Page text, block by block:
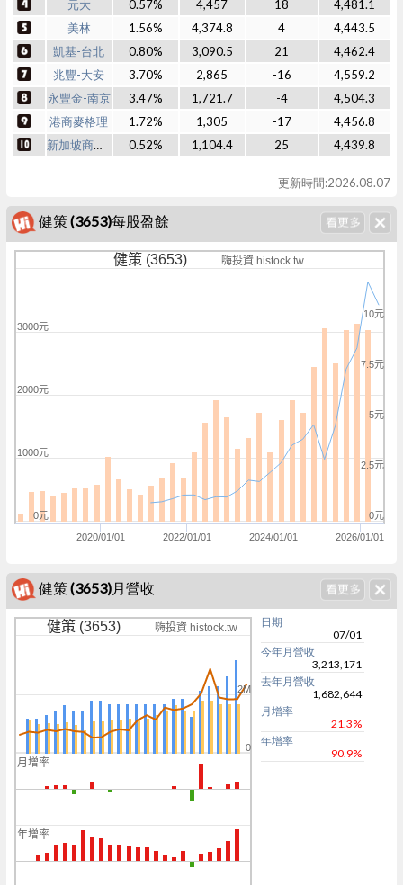
元大 0.57% 4,457 18
4,481.1
美林
1.56% 4,374.8 4
4,443.5
凱基-台北
0.80% 3,090.5 21
4,462.4
兆豐-大安
3.70% 2,865 -16
4,559.2
永豐金-南京
3.47% 1,721.7 -4
4,504.3
港商麥格理
1.72% 1,305 -17
4,456.8
新加坡商瑞銀
0.52% 1,104.4 25 4,439.8
更新時間:2026.08.07
健策 (3653)每股盈餘
健策 (3653) 嗨投資 histock.tw
2020/01/01 2022/01/01 2024/01/01 2026/01/01
0元
2.5元
5元
7.5元
10元
0元
1000元
2000元
3000元
健策 (3653)月營收
月增率
年增率
健策 (3653) 嗨投資 histock.tw
0
2M
日期
07/01
今年月營收
3,213,171
去年月營收
1,682,644
月增率
21.3%
年增率
90.9%